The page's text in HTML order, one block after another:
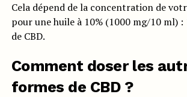
Cela dépend de la concentration de
pour une huile à 10% (1000 mg/10 ml)
de CBD.
Comment doser les
formes de CBD ?